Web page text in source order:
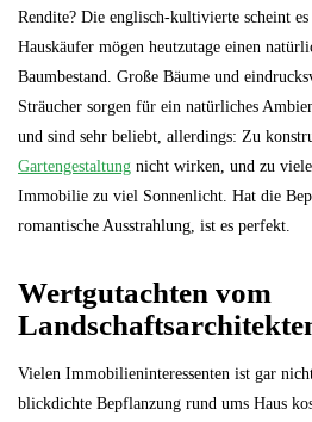
Rendite? Die englisch-kultivierte scheint es
Hauskäufer mögen heutzutage einen
Baumbestand. Große Bäume und
Sträucher sorgen für ein natürliches
und sind sehr beliebt, allerdings: Zu
Gartengestaltung nicht wirken, und zu
Immobilie zu viel Sonnenlicht. Hat die
romantische Ausstrahlung, ist es perfekt.
Wertgutachten vom
Vielen Immobilieninteressenten ist gar
blickdichte Bepflanzung rund ums Haus